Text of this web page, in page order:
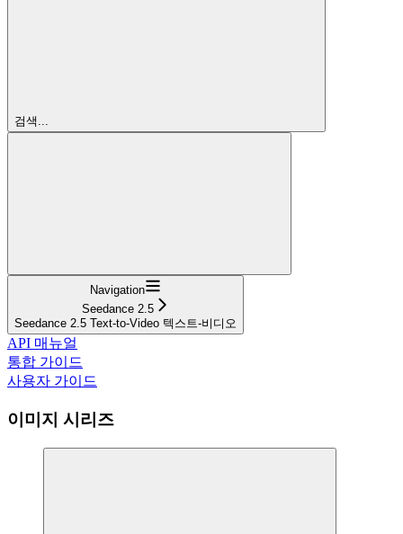
검색...
Navigation
Seedance 2.5
Seedance 2.5 Text-to-Video 텍스트-비디오
API 매뉴얼
통합 가이드
사용자 가이드
이미지 시리즈